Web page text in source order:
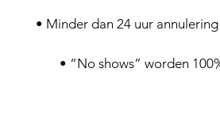
• Minder dan 24 uur
• “No shows” worden